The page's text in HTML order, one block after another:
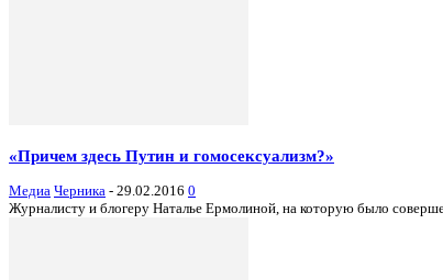
«Причем здесь Путин и гомосексуализм?»
Медиа Черника - 29.02.2016 0
Журналисту и блогеру Наталье Ермолиной, на которую было